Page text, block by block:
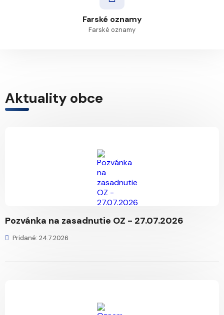
Farské oznamy
Farské oznamy
Aktuality obce
Pozvánka na zasadnutie OZ - 27.07.2026
Pridané: 24.7.2026